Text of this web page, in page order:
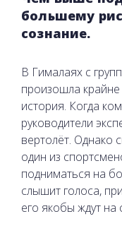
большему
сознание.
В Гималаях с
произошла крайне
история. Когда
руководители
вертолёт. Однако
один из
подниматься на
слышит голоса,
его якобы ждут